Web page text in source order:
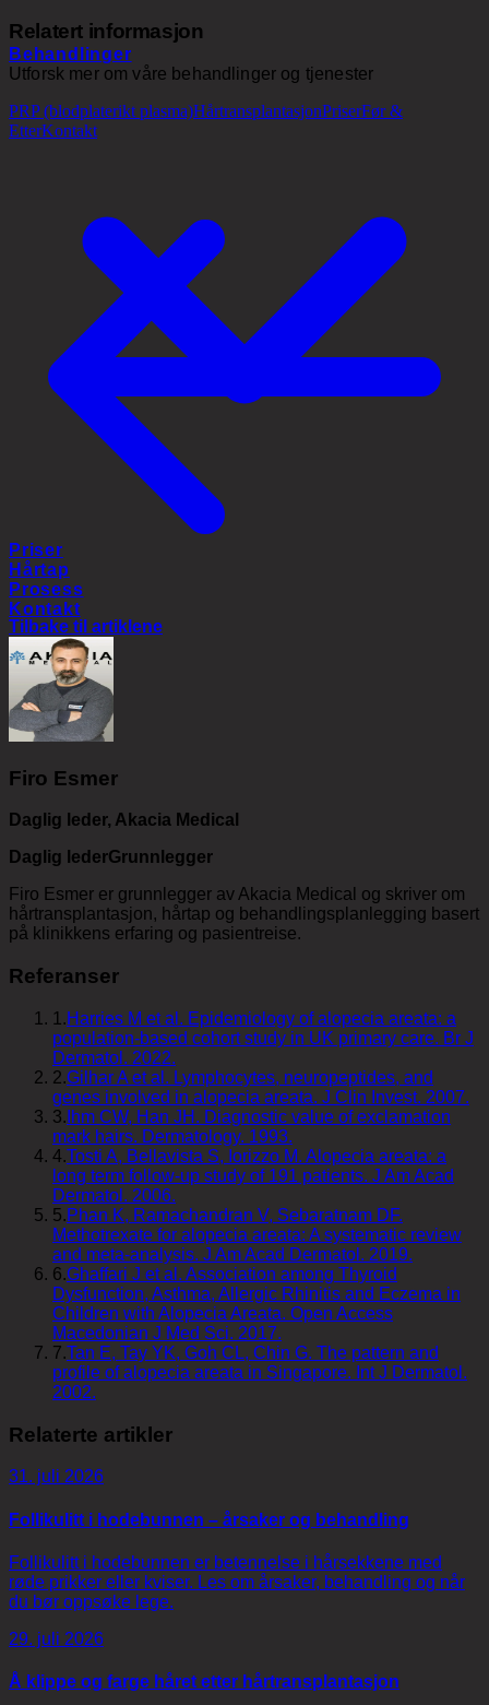
Behandlinger
Priser
Hårtap
Prosess
Kontakt
Relatert informasjon
Utforsk mer om våre behandlinger og tjenester
PRP (blodplaterikt plasma)HårtransplantasjonPriserFør &
EtterKontakt
Tilbake til artiklene
Firo Esmer
Daglig leder, Akacia Medical
Daglig lederGrunnlegger
Firo Esmer er grunnlegger av Akacia Medical og skriver om
hårtransplantasjon, hårtap og behandlingsplanlegging basert
på klinikkens erfaring og pasientreise.
Referanser
1 .Harries M et al. Epidemiology of alopecia areata: a
population-based cohort study in UK primary care. Br J
Dermatol. 2022.
2.Gilhar A et al. Lymphocytes, neuropeptides, and
genes involved in alopecia areata. J Clin Invest. 2007.
3. Ihm CW, Han JH. Diagnostic value of exclamation
mark hairs. Dermatology. 1993.
4.Tosti A, Bellavista S, Iorizzo M. Alopecia areata: a
long term follow-up study of 191 patients. J Am Acad
Dermatol. 2006.
5.Phan K, Ramachandran V, Sebaratnam DF.
Methotrexate for alopecia areata: A systematic review
and meta-analysis. J Am Acad Dermatol. 2019.
6.Ghaffari J et al. Association among Thyroid
Dysfunction, Asthma, Allergic Rhinitis and Eczema in
Children with Alopecia Areata. Open Access
Macedonian J Med Sci. 2017.
7.Tan E, Tay YK, Goh CL, Chin G. The pattern and
profile of alopecia areata in Singapore. Int J Dermatol.
2002.
Relaterte artikler
31. juli 2026
Follikulitt i hodebunnen – årsaker og behandling
Follikulitt i hodebunnen er betennelse i hårsekkene med
røde prikker eller kviser. Les om årsaker, behandling og når
du bør oppsøke lege.
29. juli 2026
Å klippe og farge håret etter hårtransplantasjon